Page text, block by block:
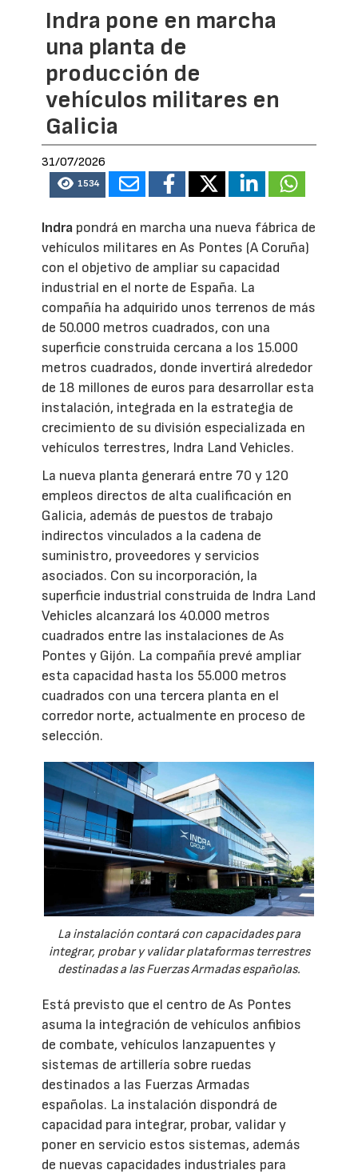
Indra pone en marcha
una planta de
producción de
vehículos militares en
Galicia
31/07/2026
1534
Indra pondrá en marcha una nueva fábrica de
vehículos militares en As Pontes (A Coruña)
con el objetivo de ampliar su capacidad
industrial en el norte de España. La
compañía ha adquirido unos terrenos de más
de 50.000 metros cuadrados, con una
superficie construida cercana a los 15.000
metros cuadrados, donde invertirá alrededor
de 18 millones de euros para desarrollar esta
instalación, integrada en la estrategia de
crecimiento de su división especializada en
vehículos terrestres, Indra Land Vehicles.
La nueva planta generará entre 70 y 120
empleos directos de alta cualificación en
Galicia, además de puestos de trabajo
indirectos vinculados a la cadena de
suministro, proveedores y servicios
asociados. Con su incorporación, la
superficie industrial construida de Indra Land
Vehicles alcanzará los 40.000 metros
cuadrados entre las instalaciones de As
Pontes y Gijón. La compañía prevé ampliar
esta capacidad hasta los 55.000 metros
cuadrados con una tercera planta en el
corredor norte, actualmente en proceso de
selección.
La instalación contará con capacidades para
integrar, probar y validar plataformas terrestres
destinadas a las Fuerzas Armadas españolas.
Está previsto que el centro de As Pontes
asuma la integración de vehículos anfibios
de combate, vehículos lanzapuentes y
sistemas de artillería sobre ruedas
destinados a las Fuerzas Armadas
españolas. La instalación dispondrá de
capacidad para integrar, probar, validar y
poner en servicio estos sistemas, además
de nuevas capacidades industriales para